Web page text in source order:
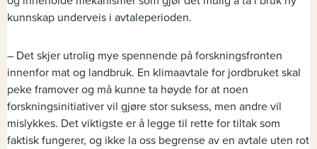
kunnskap underveis i avtaleperioden.
– Det skjer utrolig mye spennende på forskningsfronten
innenfor mat og landbruk. En klimaavtale for jordbruket skal
peke framover og må kunne ta høyde for at noen
forskningsinitiativer vil gjøre stor suksess, men andre vil
mislykkes. Det viktigste er å legge til rette for tiltak som
faktisk fungerer, og ikke la oss begrense av en avtale uten rot